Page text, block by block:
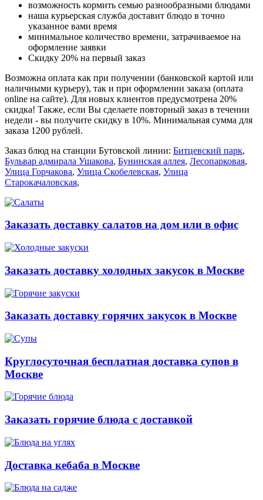
возможность кормить семью разнообразными блюдами
наша курьерская служба доставит блюдо в точно
указанное вами время
минимальное количество времени, затрачиваемое на
оформление заявки
Скидку 20% на первый заказ
Возможна оплата как при получении (банковской картой или
наличными курьеру), так и при оформлении заказа (оплата
online на сайте). Для новых клиентов предусмотрена 20%
скидка! Также, если Вы сделаете повторный заказ в течении
недели - вы получите скидку в 10%. Минимальная сумма для
заказа 1200 рублей.
Заказ блюд на станции Бутовской линии: Битцевский парк,
Бульвар адмирала Ушакова, Бунинская аллея, Лесопарковая,
Улица Горчакова, Улица Скобелевская, Улица
Старокачаловская,
Заказать доставку салатов на дом или в офис
Заказать доставку холодных закусок в Москве
Заказать доставку горячих закусок в Москве
Круглосуточная бесплатная доставка супов в
Москве
Заказать горячие блюда с доставкой
Доставка кебаба в Москве